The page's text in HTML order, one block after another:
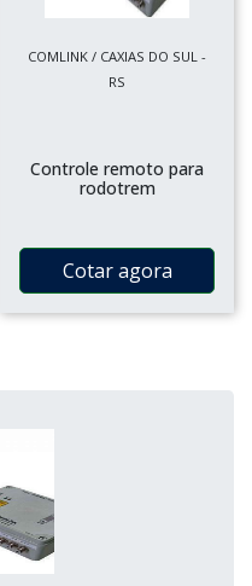
COMLINK / CAXIAS DO SUL -
RS
Controle remoto para
rodotrem
Cotar agora